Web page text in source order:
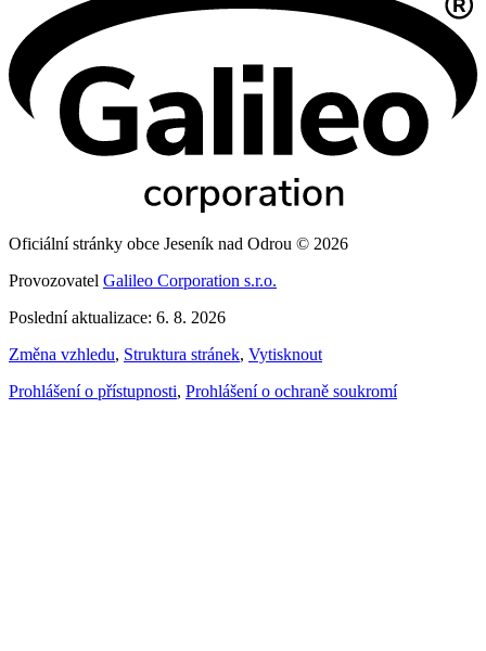
Oficiální stránky obce Jeseník nad Odrou © 2026
Provozovatel Galileo Corporation s.r.o.
Poslední aktualizace: 6. 8. 2026
Změna vzhledu, Struktura stránek, Vytisknout
Prohlášení o přístupnosti, Prohlášení o ochraně soukromí